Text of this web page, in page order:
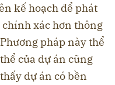
kế hoạch để phát
xác hơn thông
pháp này thể
của dự án cũng
dự án có bền